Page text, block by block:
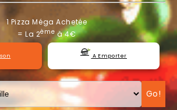
1 Pizza Méga Achetée
= La 2èmeà 4€
A Emporter
Go!